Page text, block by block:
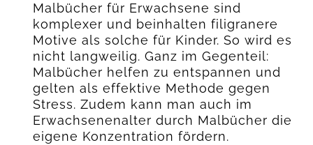
Malbücher für Erwachsene sind
komplexer und beinhalten filigranere
Motive als solche für Kinder. So wird es
nicht langweilig. Ganz im Gegenteil:
Malbücher helfen zu entspannen und
gelten als effektive Methode gegen
Stress. Zudem kann man auch im
Erwachsenenalter durch Malbücher die
eigene Konzentration fördern.